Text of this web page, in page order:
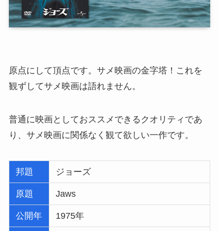
原点にして頂点です。サメ映画の金字塔！これを
観ずしてサメ映画は語れません。
普通に映画としておススメできるクオリティであ
り、サメ映画に関係なく観て欲しい一作です。
邦題 ジョーズ
原題 Jaws
公開年 1975年